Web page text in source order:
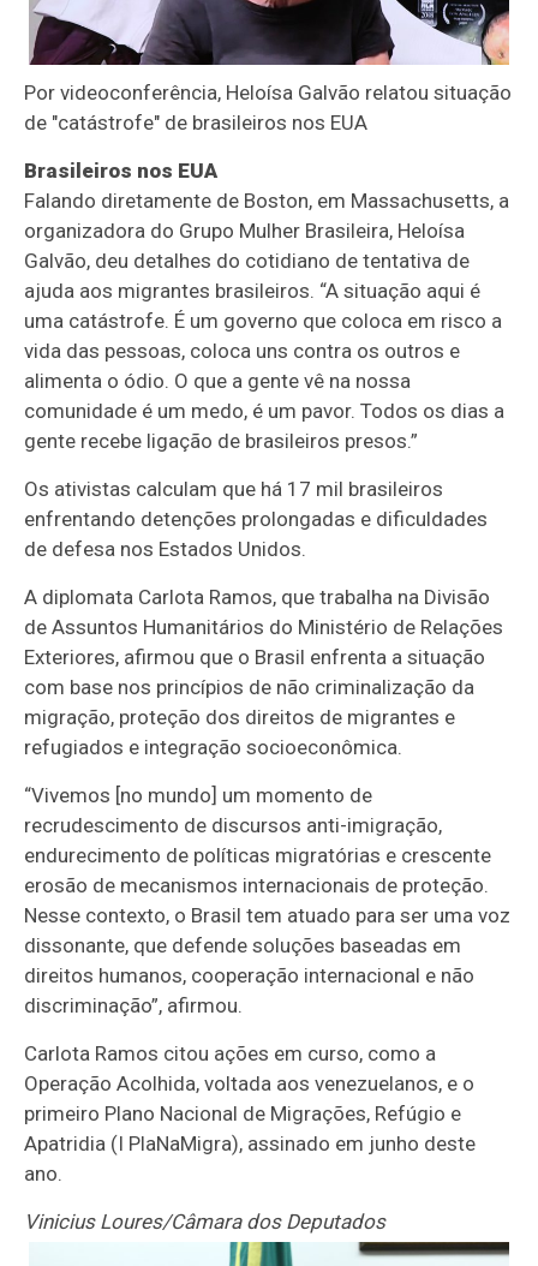
Por videoconferência, Heloísa Galvão relatou situação
de "catástrofe" de brasileiros nos EUA
Brasileiros nos EUA
Falando diretamente de Boston, em Massachusetts, a
organizadora do Grupo Mulher Brasileira, Heloísa
Galvão, deu detalhes do cotidiano de tentativa de
ajuda aos migrantes brasileiros. “A situação aqui é
uma catástrofe. É um governo que coloca em risco a
vida das pessoas, coloca uns contra os outros e
alimenta o ódio. O que a gente vê na nossa
comunidade é um medo, é um pavor. Todos os dias a
gente recebe ligação de brasileiros presos.”
Os ativistas calculam que há 17 mil brasileiros
enfrentando detenções prolongadas e dificuldades
de defesa nos Estados Unidos.
A diplomata Carlota Ramos, que trabalha na Divisão
de Assuntos Humanitários do Ministério de Relações
Exteriores, afirmou que o Brasil enfrenta a situação
com base nos princípios de não criminalização da
migração, proteção dos direitos de migrantes e
refugiados e integração socioeconômica.
“Vivemos [no mundo] um momento de
recrudescimento de discursos anti-imigração,
endurecimento de políticas migratórias e crescente
erosão de mecanismos internacionais de proteção.
Nesse contexto, o Brasil tem atuado para ser uma voz
dissonante, que defende soluções baseadas em
direitos humanos, cooperação internacional e não
discriminação”, afirmou.
Carlota Ramos citou ações em curso, como a
Operação Acolhida, voltada aos venezuelanos, e o
primeiro Plano Nacional de Migrações, Refúgio e
Apatridia (I PlaNaMigra), assinado em junho deste
ano.
Vinicius Loures/Câmara dos Deputados